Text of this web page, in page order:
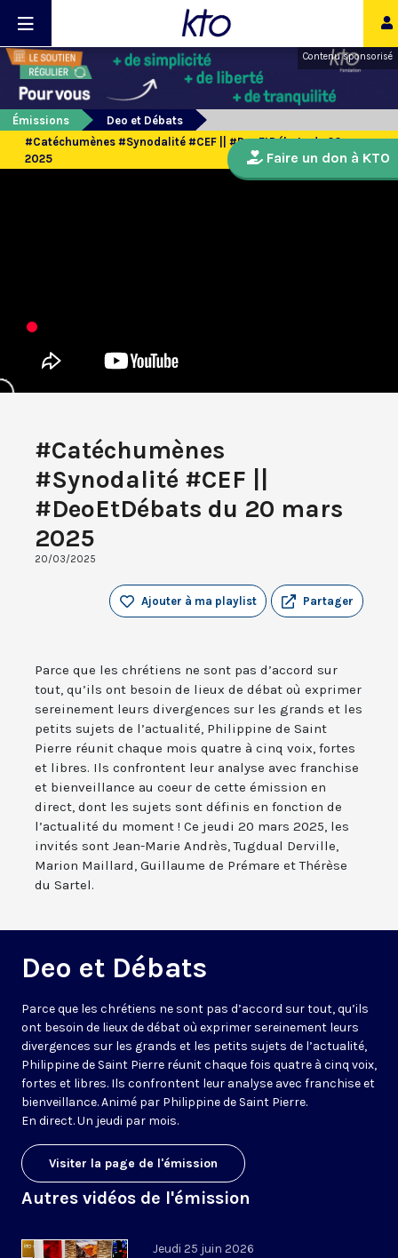
Contenu sponsorisé
Émissions
Deo et Débats
#Catéchumènes #Synodalité #CEF || #DeoEtDébats du 20 mars
2025
#Catéchumènes
#Synodalité #CEF ||
#DeoEtDébats du 20 mars
2025
20/03/2025
Partager
Ajouter à ma playlist
Parce que les chrétiens ne sont pas d’accord sur
tout, qu’ils ont besoin de lieux de débat où exprimer
sereinement leurs divergences sur les grands et les
petits sujets de l’actualité, Philippine de Saint
Pierre réunit chaque mois quatre à cinq voix, fortes
et libres. Ils confrontent leur analyse avec franchise
et bienveillance au coeur de cette émission en
direct, dont les sujets sont définis en fonction de
l’actualité du moment ! Ce jeudi 20 mars 2025, les
invités sont Jean-Marie Andrès, Tugdual Derville,
Marion Maillard, Guillaume de Prémare et Thérèse
du Sartel.
Deo et Débats
Parce que les chrétiens ne sont pas d’accord sur tout, qu’ils
ont besoin de lieux de débat où exprimer sereinement leurs
divergences sur les grands et les petits sujets de l’actualité,
Philippine de Saint Pierre réunit chaque fois quatre à cinq voix,
fortes et libres. Ils confrontent leur analyse avec franchise et
bienveillance. Animé par Philippine de Saint Pierre.
En direct. Un jeudi par mois.
Visiter la page de l'émission
Autres vidéos de l'émission
Jeudi 25 juin 2026
Faire un don à KTO